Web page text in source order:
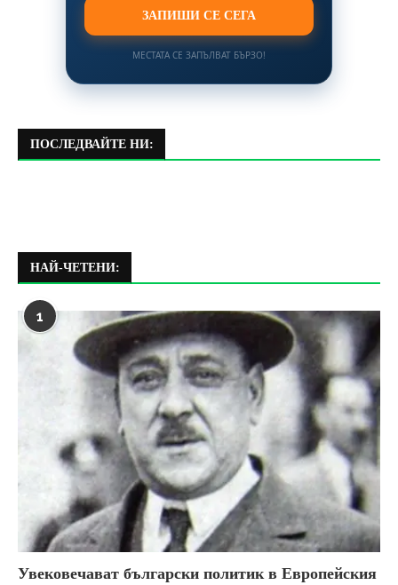
ЗАПИШИ СЕ СЕГА
МЕСТАТА СЕ ЗАПЪЛВАТ БЪРЗО!
ПОСЛЕДВАЙТЕ НИ:
НАЙ-ЧЕТЕНИ:
1
Увековечават български политик в Европейския